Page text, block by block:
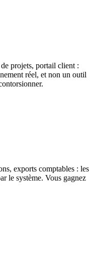
projets, portail client :
réel, et non un outil
exports comptables : les
le système. Vous gagnez